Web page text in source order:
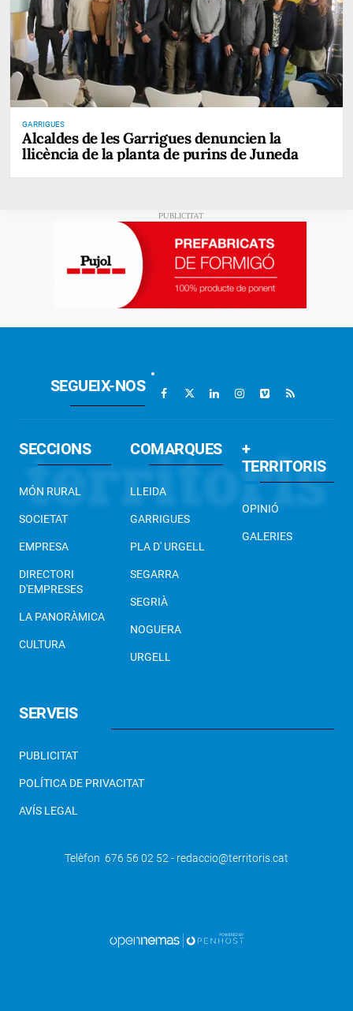
GARRIGUES
Alcaldes de les Garrigues denuncien la
llicència de la planta de purins de Juneda
SEGUEIX-NOS
SECCIONS
MÓN RURAL
SOCIETAT
EMPRESA
DIRECTORI
D'EMPRESES
LA PANORÀMICA
CULTURA
COMARQUES
LLEIDA
GARRIGUES
PLA D' URGELL
SEGARRA
SEGRIÀ
NOGUERA
URGELL
+
TERRITORIS
OPINIÓ
GALERIES
SERVEIS
PUBLICITAT
POLÍTICA DE PRIVACITAT
AVÍS LEGAL
Telèfon 676 56 02 52 - redaccio@territoris.cat